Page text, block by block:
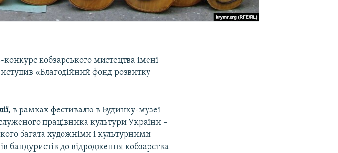
кобзарського мистецтва імені
«Благодійний фонд розвитку
, в рамках фестивалю в Будинку-музеї
працівника культури України –
багата художніми і культурними
бандуристів до відродження кобзарства